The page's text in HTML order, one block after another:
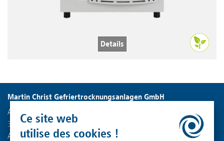
Details
Martin Christ Gefriertrocknungsanlagen GmbH
An der Unteren Söse 50
37520 Osterode am Harz
Allemagne
Ce site web
utilise des cookies !